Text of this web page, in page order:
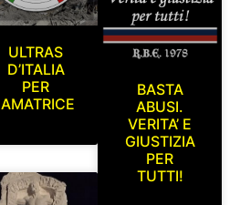
ULTRAS
D’ITALIA
PER
AMATRICE
BASTA
ABUSI.
VERITA’ E
GIUSTIZIA
PER
TUTTI!